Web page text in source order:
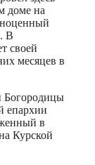
доме на
В
своей
месяцев в
Богородицы
епархии
в
Курской